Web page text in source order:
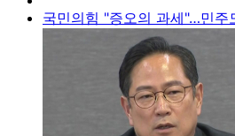
국민의힘 "증오의 과세"…민주